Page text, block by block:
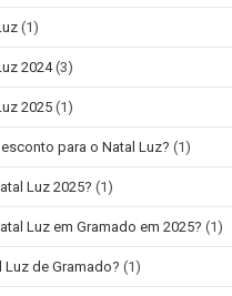
(1)
2024 (3)
2025 (1)
para o Natal Luz? (1)
Luz 2025? (1)
Luz em Gramado em 2025? (1)
Luz de Gramado? (1)